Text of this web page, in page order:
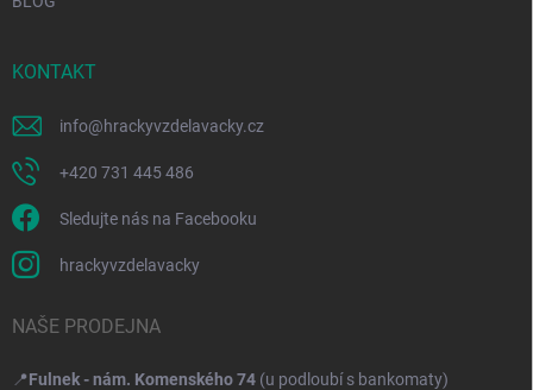
KONTAKT
info@hrackyvzdelavacky.cz
+420 731 445 486
Sledujte nás na Facebooku
hrackyvzdelavacky
NAŠE PRODEJNA
📍Fulnek - nám. Komenského 74 (u podloubí s bankomaty)